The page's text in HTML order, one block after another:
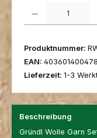
Produktnummer:
EAN:
Lieferzeit: 1-3
Beschreibung
Gründl Wolle Garn